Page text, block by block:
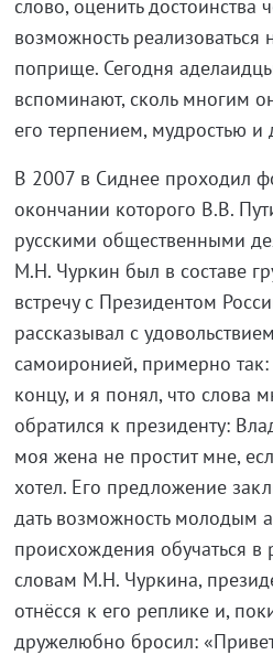
слово, оценить достоинства
возможность
поприще. Сегодня
вспоминают, сколь многим
его терпением, мудростью и
В 2007 в Сиднее проходил
окончании которого В.В.
русскими общественными
М.Н. Чуркин был в составе
встречу с Президентом
рассказывал с
самоиронией, примерно
концу, и я понял, что слова
обратился к президенту:
моя жена не простит мне,
хотел. Его предложение
дать возможность молодым
происхождения обучаться в
словам М.Н. Чуркина,
отнёсся к его реплике и,
дружелюбно бросил: